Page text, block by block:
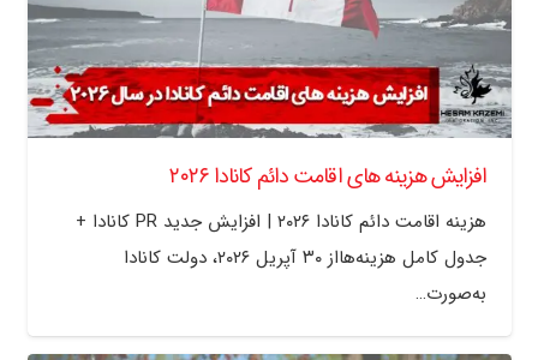
افزایش هزینه های اقامت دائم کانادا ۲۰۲۶
هزینه اقامت دائم کانادا ۲۰۲۶ | افزایش جدید PR کانادا +
جدول کامل هزینه‌هااز ۳۰ آپریل ۲۰۲۶، دولت کانادا
به‌صورت…